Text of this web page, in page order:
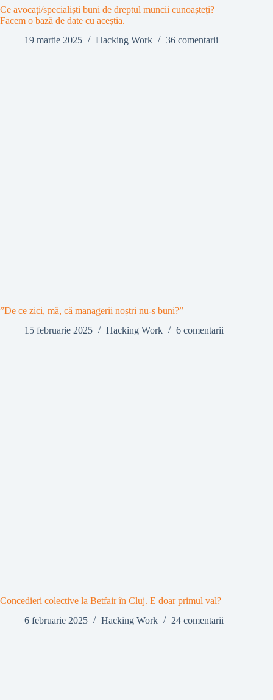
Ce avocați/specialiști buni de dreptul muncii cunoașteți?
Facem o bază de date cu aceștia.
19 martie 2025
Hacking Work 36 comentarii
”De ce zici, mă, că managerii noștri nu-s buni?”
15 februarie 2025
Hacking Work 6 comentarii
Concedieri colective la Betfair în Cluj. E doar primul val?
6 februarie 2025
Hacking Work 24 comentarii